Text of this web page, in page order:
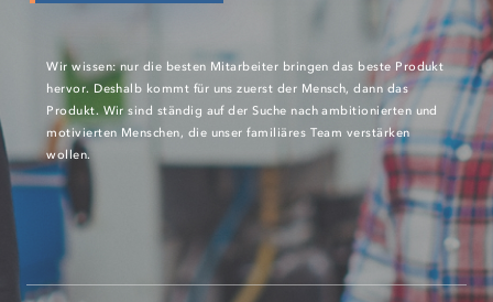
Wir wissen: nur die besten Mitarbeiter bringen das beste Produkt
hervor. Deshalb kommt für uns zuerst der Mensch, dann das
Produkt. Wir sind ständig auf der Suche nach ambitionierten und
motivierten Menschen, die unser familiäres Team verstärken
wollen.